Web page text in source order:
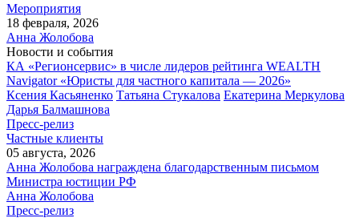
Мероприятия
18 февраля, 2026
Анна Жолобова
Новости и события
КА «Регионсервис» в числе лидеров рейтинга WEALTH
Navigator «Юристы для частного капитала — 2026»
Ксения Касьяненко Татьяна Стукалова Екатерина Меркулова
Дарья Балмашнова
Пресс-релиз
Частные клиенты
05 августа, 2026
Анна Жолобова награждена благодарственным письмом
Министра юстиции РФ
Анна Жолобова
Пресс-релиз